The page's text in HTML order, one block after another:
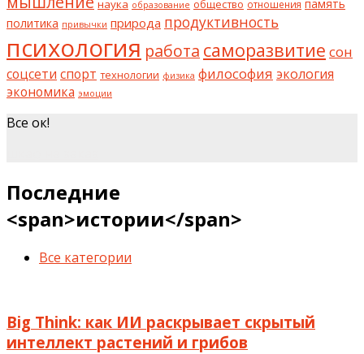
наука образование общество отношения память
политика привычки природа продуктивность
психология работа саморазвитие сон
соцсети спорт технологии физика философия экология
экономика эмоции
Все ок!
Последние
<span>истории</span>
Все категории
Big Think: как ИИ раскрывает скрытый
интеллект растений и грибов